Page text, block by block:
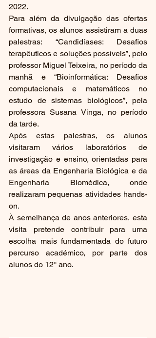
2022.
Para além da divulgação das ofertas
formativas, os alunos assistiram a duas
palestras: “Candidíases: Desafios
terapêuticos e soluções possíveis”, pelo
professor Miguel Teixeira, no período da
manhã e “Bioinformática: Desafios
computacionais e matemáticos no
estudo de sistemas biológicos”, pela
professora Susana Vinga, no período
da tarde.
Após estas palestras, os alunos
visitaram vários laboratórios de
investigação e ensino, orientadas para
as áreas da Engenharia Biológica e da
Engenharia Biomédica, onde
realizaram pequenas atividades hands-
on.
À semelhança de anos anteriores, esta
visita pretende contribuir para uma
escolha mais fundamentada do futuro
percurso académico, por parte dos
alunos do 12º ano.